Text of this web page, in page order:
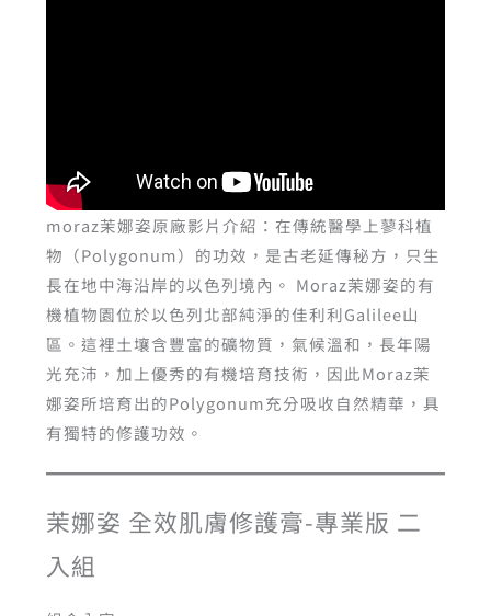
moraz茉娜姿原廠影片介紹：在傳統醫學上蓼科植
物（Polygonum）的功效，是古老延傳秘方，只生
長在地中海沿岸的以色列境內。 Moraz茉娜姿的有
機植物園位於以色列北部純淨的佳利利Galilee山
區。這裡土壤含豐富的礦物質，氣候溫和，長年陽
光充沛，加上優秀的有機培育技術，因此Moraz茉
娜姿所培育出的Polygonum充分吸收自然精華，具
有獨特的修護功效。
茉娜姿 全效肌膚修護膏-專業版 二
入組